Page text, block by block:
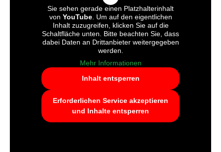
Sie sehen gerade einen Platzhalterinhalt
von YouTube. Um auf den eigentlichen
Inhalt zuzugreifen, klicken Sie auf die
Schaltfläche unten. Bitte beachten Sie, dass
dabei Daten an Drittanbieter weitergegeben
werden.
Mehr Informationen
Inhalt entsperren
Erforderlichen Service akzeptieren
und Inhalte entsperren